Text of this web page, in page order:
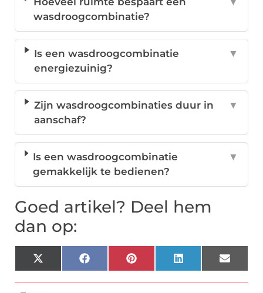
wasdroogcombinatie?
Is een wasdroogcombinatie
energiezuinig?
▼
Zijn wasdroogcombinaties duur in
aanschaf?
▼
Is een wasdroogcombinatie
gemakkelijk te bedienen?
▼
Goed artikel? Deel hem
dan op:
X
(Twitter)
FacebookPinterestLinkedInEmail